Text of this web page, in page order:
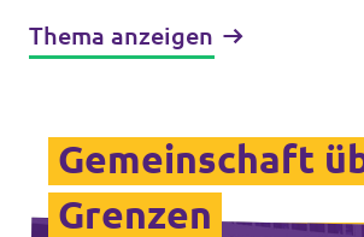
Thema anzeigen
Gemeinschaft
Grenzen